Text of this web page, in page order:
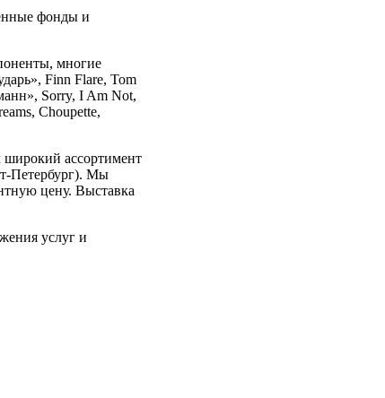
фонды и
многие
Finn Flare, Tom
Sorry, I Am Not,
Choupette,
широкий ассортимент
Петербург). Мы
цену. Выставка
услуг и